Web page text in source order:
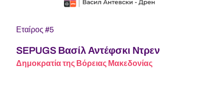
Εταίρος #5
SEPUGS Βασίλ Αντέφσκι Ντρεν
Δημοκρατία της Βόρειας Μακεδονίας